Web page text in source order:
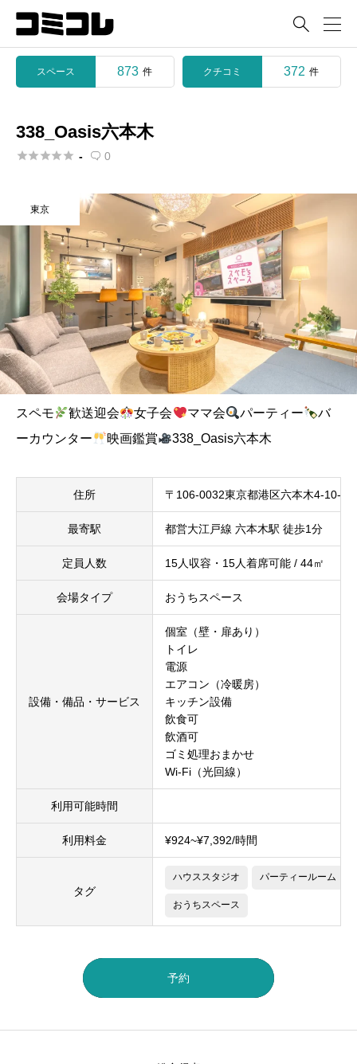

スペース 873 件 クチコミ 372 件
338_Oasis六本木
 -  0
東京
スペモ 歓送迎会 女子会 ママ会 パーティー
バ
ーカウンター
映画鑑賞 338_Oasis六本木
住所 〒106-0032東京都港区六本木4-10-4
最寄駅 都営大江戸線 六本木駅 徒歩1分
定員人数 15人収容・15人着席可能 / 44㎡
会場タイプ おうちスペース
設備・備品・サービス
個室（壁・扉あり）
トイレ
電源
エアコン（冷暖房）
キッチン設備
飲食可
飲酒可
ゴミ処理おまかせ
Wi-Fi（光回線）
利用可能時間
利用料金 ¥924~¥7,392/時間
タグ
ハウススタジオ パーティールーム
おうちスペース
予約